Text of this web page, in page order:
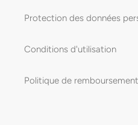
Protection des données
Conditions d'utilisation
Politique de remboursement